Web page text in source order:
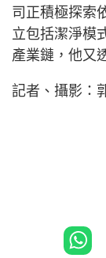
司正積極探索
立包括潔淨模
產業鏈，他又
記者、攝影：